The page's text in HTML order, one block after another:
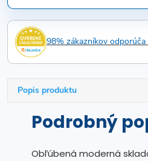
98% zákazníkov odporúča
Popis produktu
Podrobný
Obľúbená moderná